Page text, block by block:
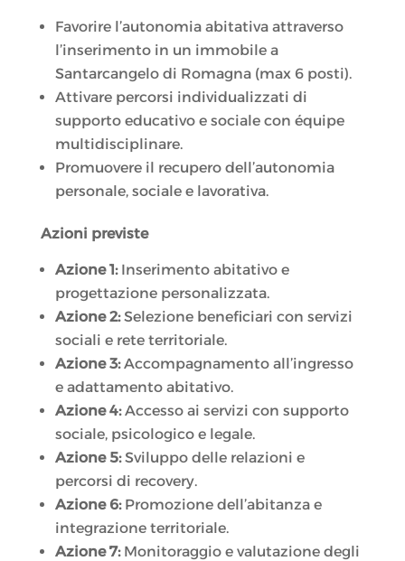
Favorire l’autonomia abitativa attraverso
l’inserimento in un immobile a
Santarcangelo di Romagna (max 6 posti).
Attivare percorsi individualizzati di
supporto educativo e sociale con équipe
multidisciplinare.
Promuovere il recupero dell’autonomia
personale, sociale e lavorativa.
Azioni previste
Azione 1:Inserimento abitativo e
progettazione personalizzata.
Azione 2:Selezione beneficiari con servizi
sociali e rete territoriale.
Azione 3:Accompagnamento all’ingresso
e adattamento abitativo.
Azione 4:Accesso ai servizi con supporto
sociale, psicologico e legale.
Azione 5:Sviluppo delle relazioni e
percorsi di recovery.
Azione 6:Promozione dell’abitanza e
integrazione territoriale.
Azione 7:Monitoraggio e valutazione degli